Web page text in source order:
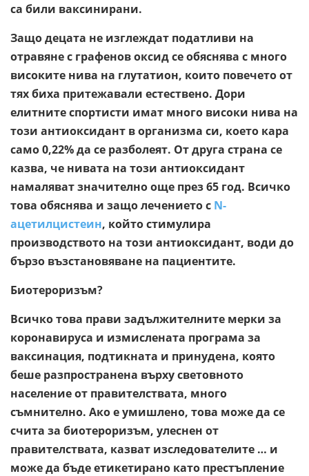
са били ваксинирани.
Защо децата не изглеждат податливи на
отравяне с графенов оксид се обяснява с много
високите нива на глутатион, които повечето от
тях биха притежавали естествено. Дори
елитните спортисти имат много високи нива на
този антиоксидант в организма си, което кара
само 0,22% да се разболеят. От друга страна се
казва, че нивата на този антиоксидант
намаляват значително още през 65 год. Всичко
това обяснява и защо лечението с N-
ацетилцистеин, който стимулира
производството на този антиоксидант, води до
бързо възстановяване на пациентите.
Биотероризъм?
Всичко това прави задължителните мерки за
коронавируса и измислената програма за
ваксинация, подтикната и принудена, която
беше разпространена върху световното
население от правителствата, много
съмнително. Ако е умишлено, това може да се
счита за биотероризъм, улеснен от
правителствата, казват изследователите … и
може да бъде етикетирано като престъпление